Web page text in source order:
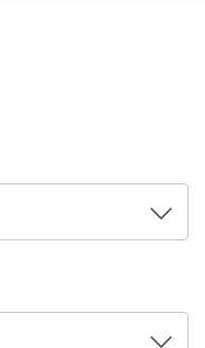
na CLDF podem